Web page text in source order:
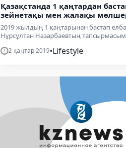
Қазақстанда 1 қаңтардан
зейнетақы мен жалақы
2019 жылдың 1 қаңтарынан бастап
Нұрсұлтан Назарбаевтың
2 қаңтар 2019•Lifestyle